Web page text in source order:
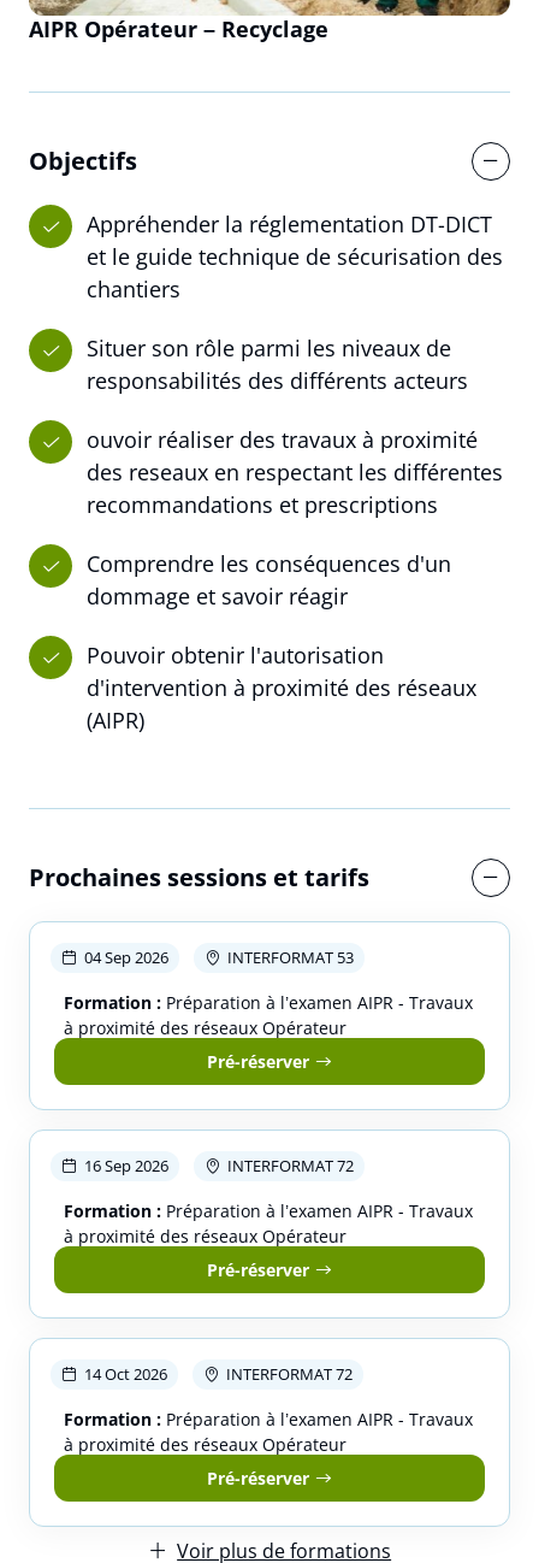
AIPR Opérateur – Recyclage
Objectifs
Appréhender la réglementation DT-DICT
et le guide technique de sécurisation des
chantiers
Situer son rôle parmi les niveaux de
responsabilités des différents acteurs
ouvoir réaliser des travaux à proximité
des reseaux en respectant les différentes
recommandations et prescriptions
Comprendre les conséquences d'un
dommage et savoir réagir
Pouvoir obtenir l'autorisation
d'intervention à proximité des réseaux
(AIPR)
Prochaines sessions et tarifs
04 Sep 2026 INTERFORMAT 53
Formation : Préparation à l’examen AIPR - Travaux
à proximité des réseaux Opérateur
Pré-réserver
16 Sep 2026 INTERFORMAT 72
Formation : Préparation à l’examen AIPR - Travaux
à proximité des réseaux Opérateur
Pré-réserver
14 Oct 2026 INTERFORMAT 72
Formation : Préparation à l’examen AIPR - Travaux
à proximité des réseaux Opérateur
Pré-réserver
Voir plus de formations
Réserver une session
Prénom